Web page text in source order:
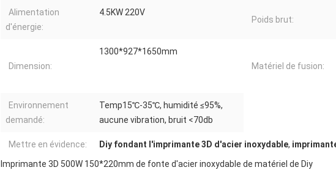
Alimentation
d'énergie:
4.5KW 220V
Poids brut:
Dimension:
1300*927*1650mm
Matériel de fusion:
Environnement
demandé:
Temp15℃-35℃, humidité ≤95%,
aucune vibration, bruit <70db
Mettre en évidence: Diy fondant l'imprimante 3D d'acier inoxydable,
Imprimante 3D 500W 150*220mm de fonte d'acier inoxydable de matériel de Diy